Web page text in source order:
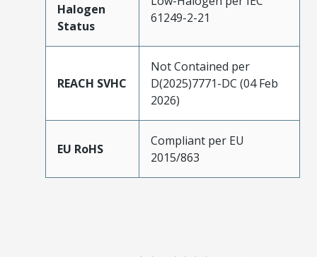
Halogen
Status
61249-2-21
REACH SVHC
Not Contained per
D(2025)7771-DC (04 Feb
2026)
EU RoHS
Compliant per EU
2015/863